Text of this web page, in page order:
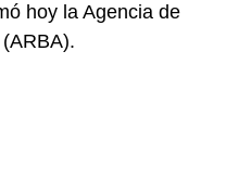
hoy la Agencia de